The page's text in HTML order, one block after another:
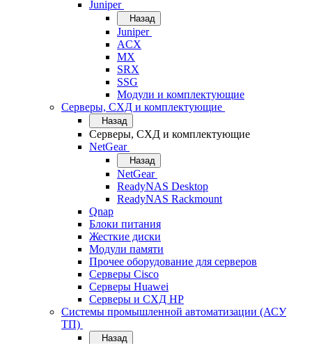
Juniper
Назад
Juniper
ACX
MX
SRX
SSG
Модули и комплектующие
Серверы, СХД и комплектующие
Назад
Серверы, СХД и комплектующие
NetGear
Назад
NetGear
ReadyNAS Desktop
ReadyNAS Rackmount
Qnap
Блоки питания
Жесткие диски
Модули памяти
Прочее оборудование для серверов
Серверы Cisco
Серверы Huawei
Серверы и СХД HP
Системы промышленной автоматизации (АСУ
ТП)
Назад